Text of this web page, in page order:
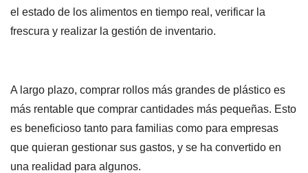
el estado de los alimentos en tiempo real, verificar la
frescura y realizar la gestión de inventario.
A largo plazo, comprar rollos más grandes de plástico es
más rentable que comprar cantidades más pequeñas. Esto
es beneficioso tanto para familias como para empresas
que quieran gestionar sus gastos, y se ha convertido en
una realidad para algunos.